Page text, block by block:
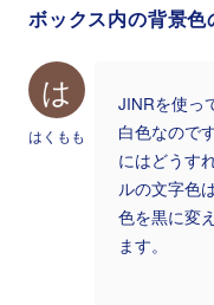
ボックス内の背景色
は
はくもも
JINRを使っ
白色なので
にはどうす
ルの文字色
色を黒に変
ます。